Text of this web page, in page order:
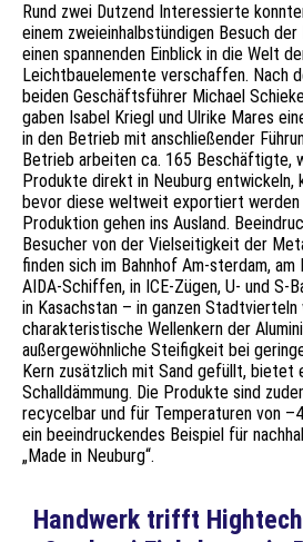
Rund zwei Dutzend Interessierte
einem zweieinhalbstündigen Besuch
einen spannenden Einblick in die Welt
Leichtbauelemente verschaffen. Nach
beiden Geschäftsführer Michael
gaben Isabel Kriegl und Ulrike Mares
in den Betrieb mit anschließender
Betrieb arbeiten ca. 165 Beschäftigte,
Produkte direkt in Neuburg entwickeln,
bevor diese weltweit exportiert
Produktion gehen ins Ausland.
Besucher von der Vielseitigkeit der
finden sich im Bahnhof Am-sterdam, am
AIDA-Schiffen, in ICE-Zügen, U- und S-
in Kasachstan – in ganzen Stadtvierteln
charakteristische Wellenkern der
außergewöhnliche Steifigkeit bei
Kern zusätzlich mit Sand gefüllt, bietet
Schalldämmung. Die Produkte sind
recycelbar und für Temperaturen von
ein beeindruckendes Beispiel für
„Made in Neuburg“.
Handwerk trifft